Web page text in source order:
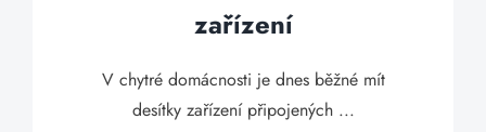
zařízení
V chytré domácnosti je dnes běžné mít
desítky zařízení připojených ...